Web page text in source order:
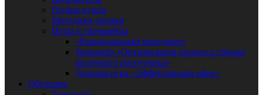
On-line курсы
Методики оценки
Игры и тренажёры
«Рациональный менеджер»
Тренажёр «Оптимизация процесса сборки
вилочного погрузчика»
Деловая игра «Эффективный офис»
Обучение